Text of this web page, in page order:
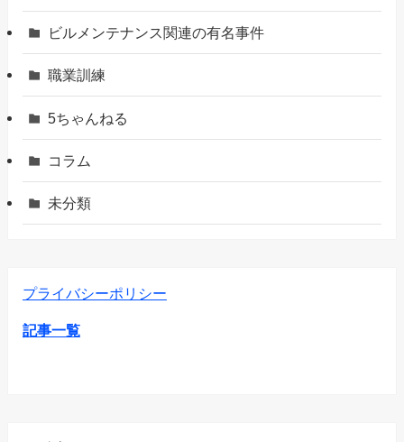
ビルメンテナンス関連の有名事件
職業訓練
5ちゃんねる
コラム
未分類
プライバシーポリシー
記事一覧